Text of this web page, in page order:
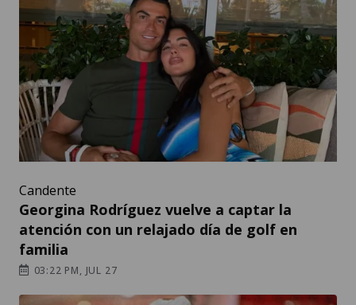
Candente
Georgina Rodríguez vuelve a captar la
atención con un relajado día de golf en
familia
03:22 PM, JUL 27